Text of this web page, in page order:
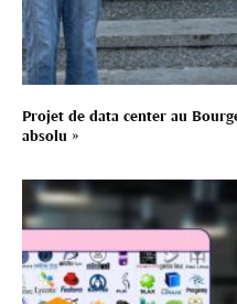
Projet de data center au
absolu »